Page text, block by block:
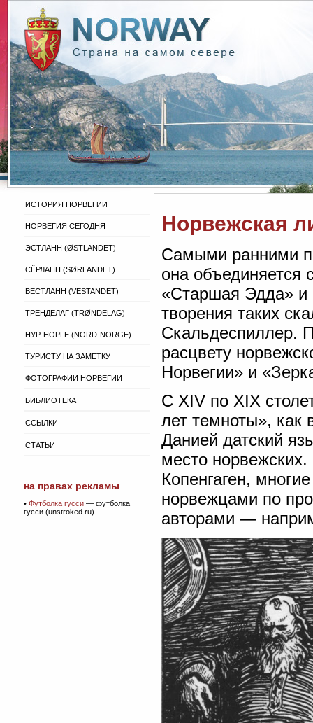
ИСТОРИЯ НОРВЕГИИ
НОРВЕГИЯ СЕГОДНЯ
ЭСТЛАНН (ØSTLANDET)
СЁРЛАНН (SØRLANDET)
ВЕСТЛАНН (VESTANDET)
ТРЁНДЕЛАГ (TRØNDELAG)
НУР-НОРГЕ (NORD-NORGE)
ТУРИСТУ НА ЗАМЕТКУ
ФОТОГРАФИИ НОРВЕГИИ
БИБЛИОТЕКА
ССЫЛКИ
СТАТЬИ
на правах рекламы
• Футболка гусси — футболка
гусси (unstroked.ru)
Норвежская
Самыми ранними
она объединяется
«Старшая Эдда» и
творения таких
Скальдеспиллер.
расцвету
Норвегии» и
С XIV по XIX
лет темноты», как
Данией датский
место
Копенгаген,
норвежцами по
авторами —